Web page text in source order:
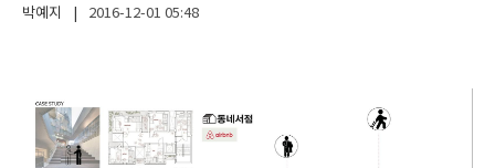
박예지
| 2016-12-01 05:48